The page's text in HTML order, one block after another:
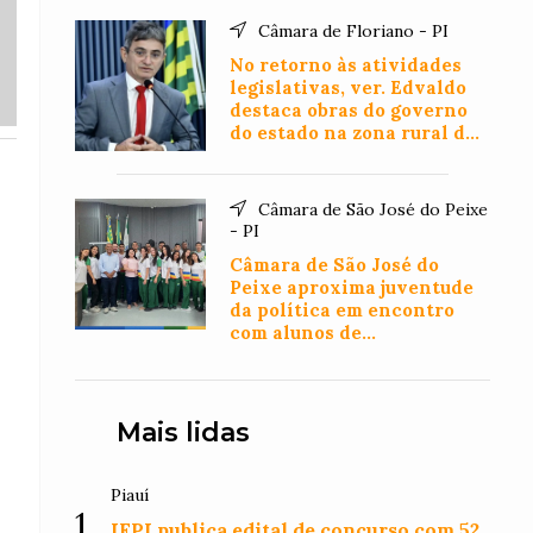
Câmara de Floriano - PI
No retorno às atividades
legislativas, ver. Edvaldo
destaca obras do governo
do estado na zona rural de
Câmara de São José do Peixe
- PI
Câmara de São José do
Peixe aproxima juventude
da política em encontro
com alunos de
Mais lidas
Piauí